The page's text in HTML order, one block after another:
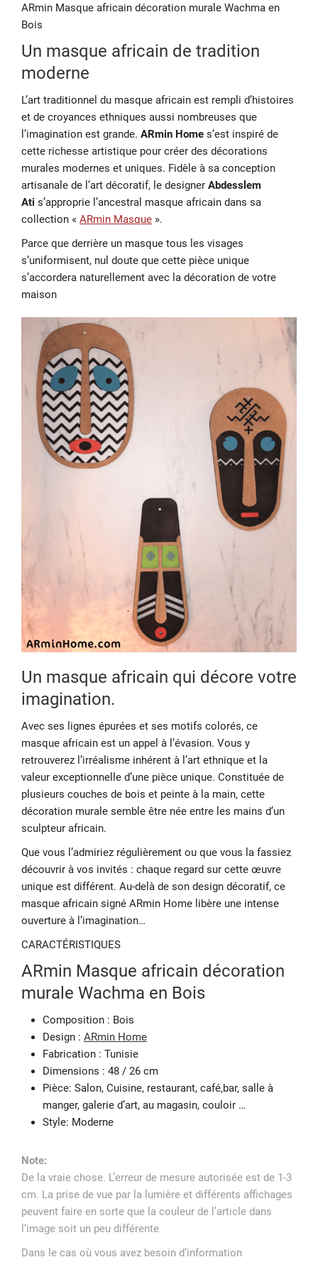
ARmin Masque africain décoration murale Wachma en
Bois
Un masque africain de tradition
moderne
L’art traditionnel du masque africain est rempli d’histoires
et de croyances ethniques aussi nombreuses que
l’imagination est grande. ARmin Home s’est inspiré de
cette richesse artistique pour créer des décorations
murales modernes et uniques. Fidèle à sa conception
artisanale de l’art décoratif, le designer Abdesslem
Ati s’approprie l’ancestral masque africain dans sa
collection « ARmin Masque ».
Parce que derrière un masque tous les visages
s’uniformisent, nul doute que cette pièce unique
s’accordera naturellement avec la décoration de votre
maison
Un masque africain qui décore votre
imagination.
Avec ses lignes épurées et ses motifs colorés, ce
masque africain est un appel à l’évasion. Vous y
retrouverez l’irréalisme inhérent à l’art ethnique et la
valeur exceptionnelle d’une pièce unique. Constituée de
plusieurs couches de bois et peinte à la main, cette
décoration murale semble être née entre les mains d’un
sculpteur africain.
Que vous l’admiriez régulièrement ou que vous la fassiez
découvrir à vos invités : chaque regard sur cette œuvre
unique est différent. Au-delà de son design décoratif, ce
masque africain signé ARmin Home libère une intense
ouverture à l’imagination…
CARACTÉRISTIQUES
ARmin Masque africain décoration
murale Wachma en Bois
Composition : Bois
Design : ARmin Home
Fabrication : Tunisie
Dimensions : 48 / 26 cm
Pièce: Salon, Cuisine, restaurant, café,bar, salle à
manger, galerie d’art, au magasin, couloir …
Style: Moderne
Note:
De la vraie chose. L’erreur de mesure autorisée est de 1-3
cm. La prise de vue par la lumière et différents affichages
peuvent faire en sorte que la couleur de l’article dans
l’image soit un peu différente
Dans le cas où vous avez besoin d’information